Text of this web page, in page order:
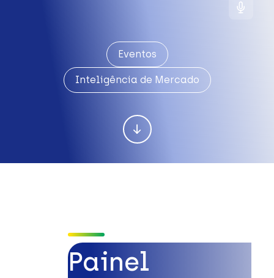
Eventos
Inteligência de Mercado
Painel